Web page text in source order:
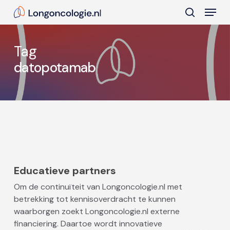
content
search
Menu
Tag
datopotamab
Educatieve partners
Om de continuïteit van Longoncologie.nl met
betrekking tot kennisoverdracht te kunnen
waarborgen zoekt Longoncologie.nl externe
financiering. Daartoe wordt innovatieve
Close
Menu